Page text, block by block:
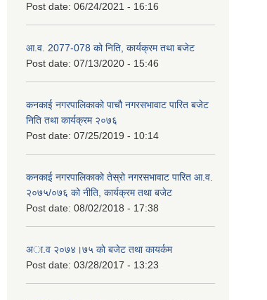
Post date: 06/24/2021 - 16:16
आ.व. 2077-078 को निति, कार्यक्रम तथा बजेट
Post date: 07/13/2020 - 15:46
कनकाई नगरपालिकाको पाचौ नगरसभावाट पारित बजेट
निति तथा कार्यक्रम २०७६
Post date: 07/25/2019 - 10:14
कनकाई नगरपालिकाको तेस्रो नगरसभावाट पारित आ.व.
२०७५/०७६ को नीति, कार्यक्रम तथा बजेट
Post date: 08/02/2018 - 17:38
अा.व २०७४।७५ काे बजेट तथा कायर्कम
Post date: 03/28/2017 - 13:23